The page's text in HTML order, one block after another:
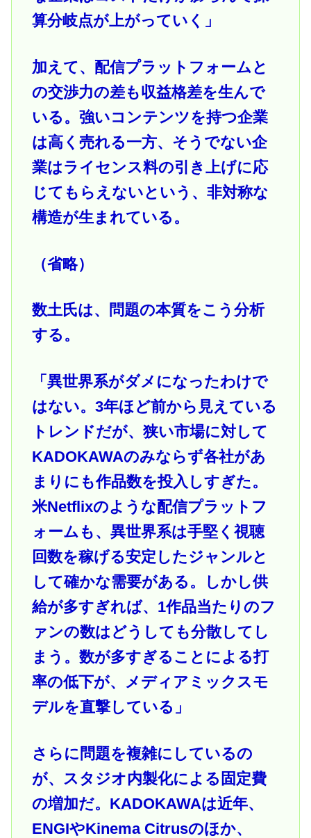
算分岐点が上がっていく」
加えて、配信プラットフォームと
の交渉力の差も収益格差を生んで
いる。強いコンテンツを持つ企業
は高く売れる一方、そうでない企
業はライセンス料の引き上げに応
じてもらえないという、非対称な
構造が生まれている。
（省略）
数土氏は、問題の本質をこう分析
する。
「異世界系がダメになったわけで
はない。3年ほど前から見えている
トレンドだが、狭い市場に対して
KADOKAWAのみならず各社があ
まりにも作品数を投入しすぎた。
米Netflixのような配信プラットフ
ォームも、異世界系は手堅く視聴
回数を稼げる安定したジャンルと
して確かな需要がある。しかし供
給が多すぎれば、1作品当たりのフ
ァンの数はどうしても分散してし
まう。数が多すぎることによる打
率の低下が、メディアミックスモ
デルを直撃している」
さらに問題を複雑にしているの
が、スタジオ内製化による固定費
の増加だ。KADOKAWAは近年、
ENGIやKinema Citrusのほか、